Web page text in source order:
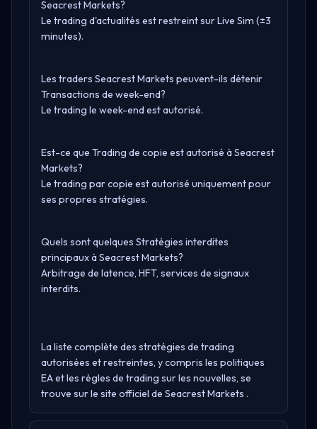
Seacrest Markets?
Le trading d'actualités est restreint sur Live Sim (±3
minutes).
Les traders Seacrest Markets peuvent-ils détenir
Transactions de week-end?
Le trading le week-end est autorisé.
Est-ce que Trading de copie est autorisé à Seacrest
Markets?
Le trading par copie est autorisé uniquement pour
ses propres stratégies.
Quels sont quelques Stratégies interdites
principaux à Seacrest Markets?
Arbitrage de latence, HFT, services de signaux
interdits.
La liste complète des stratégies de trading
autorisées et restreintes, y compris les politiques
EA et les règles de trading sur les nouvelles, se
trouve sur le site officiel de Seacrest Markets .